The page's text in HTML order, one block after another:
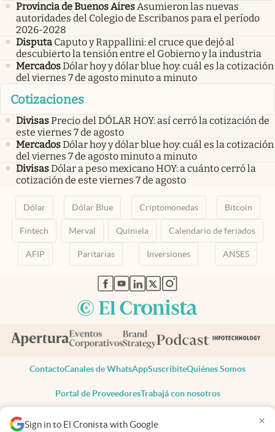
Sign in to El Cronista with Google ×
Provincia de Buenos AiresAsumieron las nuevas
autoridades del Colegio de Escribanos para el período
2026-2028
Disputa Caputo y Rappallini: el cruce que dejó al
descubierto la tensión entre el Gobierno y la industria
MercadosDólar hoy y dólar blue hoy: cuál es la cotización
del viernes 7 de agosto minuto a minuto
Cotizaciones
DivisasPrecio del DÓLAR HOY: así cerró la cotización de
este viernes 7 de agosto
MercadosDólar hoy y dólar blue hoy: cuál es la cotización
del viernes 7 de agosto minuto a minuto
DivisasDólar a peso mexicano HOY: a cuánto cerró la
cotización de este viernes 7 de agosto
Dólar Dólar Blue Criptomonedas Bitcoin
Fintech Merval Quiniela Calendario de feriados
AFIP Paritarias Inversiones ANSES
abre en nueva pestaña
abre en nueva pestaña
abre en nueva pestaña
abre en nueva pestaña
abre en nueva pestaña
ContactoCanales de WhatsAppSuscribiteQuiénes Somos
Portal de ProveedoresTrabajá con nosotros
Todos los derechos reservados